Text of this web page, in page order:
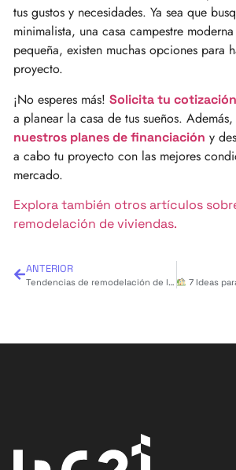
tus gustos y necesidades. Ya sea que
minimalista, una casa campestre
pequeña, existen muchas opciones para
proyecto.
¡No esperes más! Solicita tu
a planear la casa de tus sueños. Además,
nuestros planes de financiación y
a cabo tu proyecto con las mejores
mercado.
Explora también otros artículos
remodelación de viviendas.
ANTERIOR
Tendencias de remodelación de locales comerciales 2025 7 Ideas para Diseñar